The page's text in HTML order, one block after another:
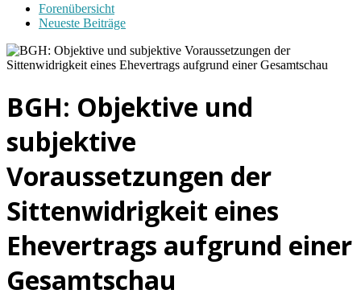
Forenübersicht
Neueste Beiträge
BGH: Objektive und
subjektive
Voraussetzungen der
Sittenwidrigkeit eines
Ehevertrags aufgrund einer
Gesamtschau